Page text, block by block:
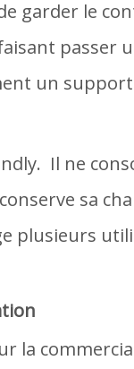
garder le
passer
un
Il ne
sa
plusieurs
la